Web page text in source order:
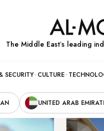
The Middle Eastʼs leading
SECURITY CULTURE
UNITED ARAB